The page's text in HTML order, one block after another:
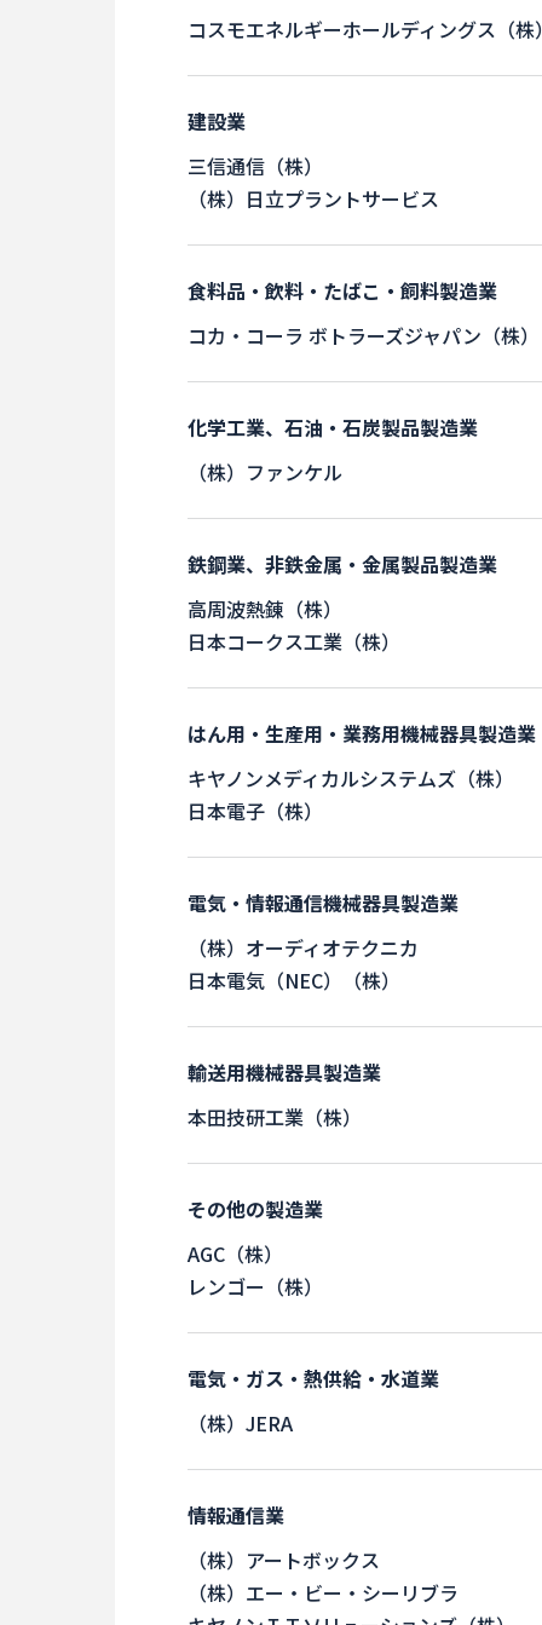
コスモエネルギーホールディングス（株）
建設業
三信通信（株）
（株）日立プラントサービス
食料品・飲料・たばこ・飼料製造業
コカ・コーラ ボトラーズジャパン（株）
化学工業、石油・石炭製品製造業
（株）ファンケル
鉄鋼業、非鉄金属・金属製品製造業
高周波熱錬（株）
日本コークス工業（株）
はん用・生産用・業務用機械器具製造業
キヤノンメディカルシステムズ（株）
日本電子（株）
電気・情報通信機械器具製造業
（株）オーディオテクニカ
日本電気（NEC）（株）
輸送用機械器具製造業
本田技研工業（株）
その他の製造業
AGC（株）
レンゴー（株）
電気・ガス・熱供給・水道業
（株）JERA
情報通信業
（株）アートボックス
（株）エー・ビー・シーリブラ